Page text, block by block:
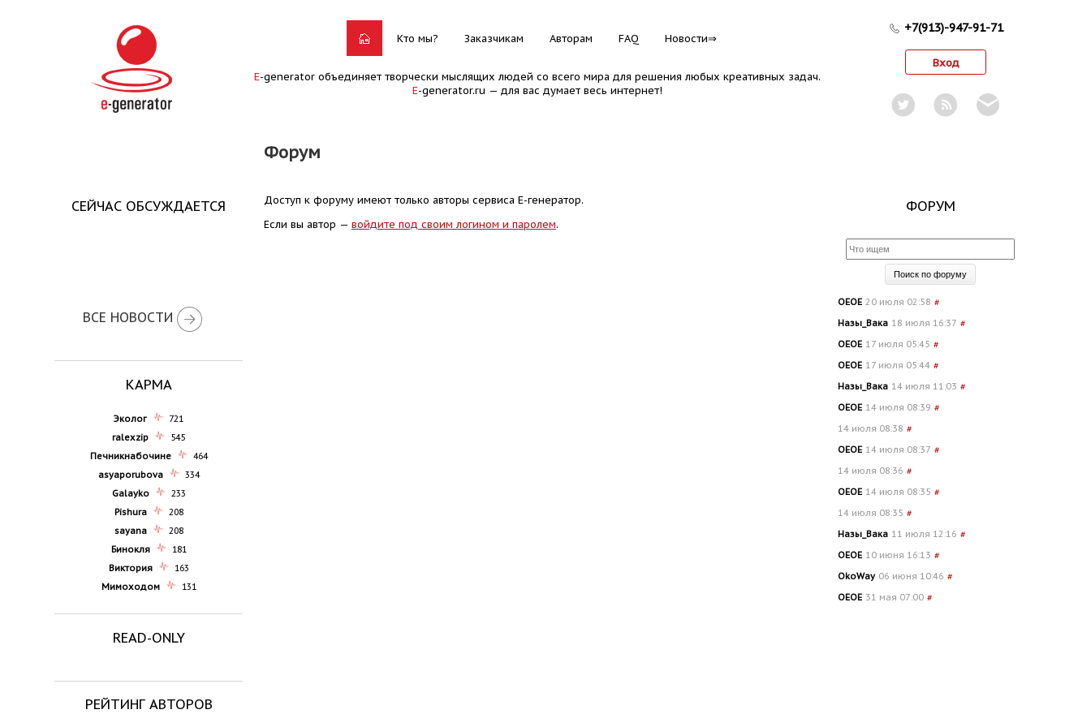
Кто мы? Заказчикам Авторам FAQ Новости
E-generator объединяет творчески мыслящих людей со всего мира для решения любых креативных задач.
E-generator.ru — для вас думает весь интернет!
+7(913)-947-91-71
Вход
Форум
СЕЙЧАС ОБСУЖДАЕТСЯ
ВСЕ НОВОСТИ
КАРМА
Эколог
721
ralexzip
545
Печникнабочине
464
asyaporubova
334
Galayko
233
Pishura
208
sayana
208
Бинокля
181
Виктория
163
Мимоходом
131
READ-ONLY
РЕЙТИНГ АВТОРОВ
Доступ к форуму имеют только авторы сервиса Е-генератор.
Если вы автор — войдите под своим логином и паролем.
ФОРУМ
OEOE 20 июля 02:58 #
Назы_Вака 18 июля 16:37 #
OEOE 17 июля 05:45 #
OEOE 17 июля 05:44 #
Назы_Вака 14 июля 11:03 #
OEOE 14 июля 08:39 #
14 июля 08:38 #
OEOE 14 июля 08:37 #
14 июля 08:36 #
OEOE 14 июля 08:35 #
14 июля 08:35 #
Назы_Вака 11 июля 12:16 #
OEOE 10 июня 16:13 #
OkoWay 06 июня 10:46 #
OEOE 31 мая 07:00 #